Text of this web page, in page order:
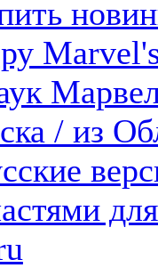
/ из